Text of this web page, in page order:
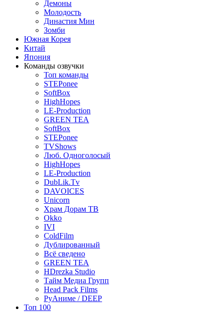
Демоны
Молодость
Династия Мин
Зомби
Южная Корея
Китай
Япония
Команды озвучки
Топ команды
STEPonee
SoftBox
HighHopes
LE-Production
GREEN TEA
SoftBox
STEPonee
TVShows
Люб. Одноголосый
HighHopes
LE-Production
DubLik.Tv
DAVOICES
Unicorn
Храм Дорам ТВ
Okko
IVI
ColdFilm
Дублированный
Всё сведено
GREEN TEA
HDrezka Studio
Тайм Медиа Групп
Head Pack Films
РуАниме / DEEP
Топ 100